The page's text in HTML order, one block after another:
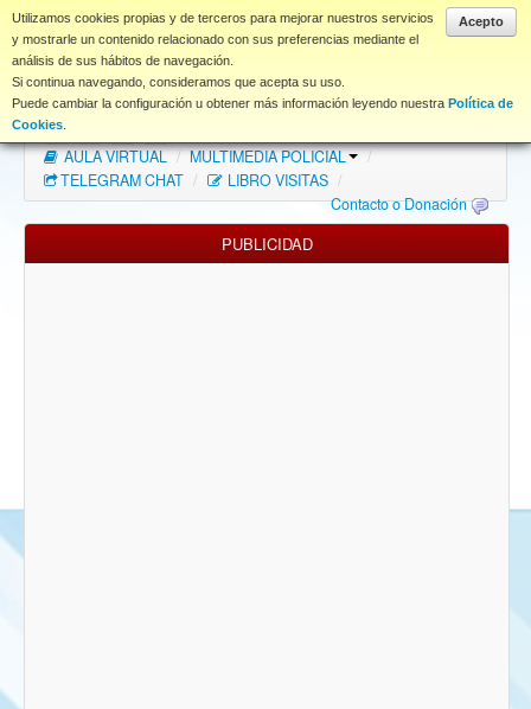
Acepto
Utilizamos cookies propias y de terceros para mejorar nuestros servicios
y mostrarle un contenido relacionado con sus preferencias mediante el
análisis de sus hábitos de navegación.
Si continua navegando, consideramos que acepta su uso.
Puede cambiar la configuración u obtener más información leyendo nuestra Política de
Cookies
www.coet.es
Portal
Índice Foros
FAQ
NORMAS FORO
Descargas
AULA VIRTUAL / MULTIMEDIA POLICIAL
/
TELEGRAM CHAT / LIBRO VISITAS /
Contacto o Donación
PUBLICIDAD